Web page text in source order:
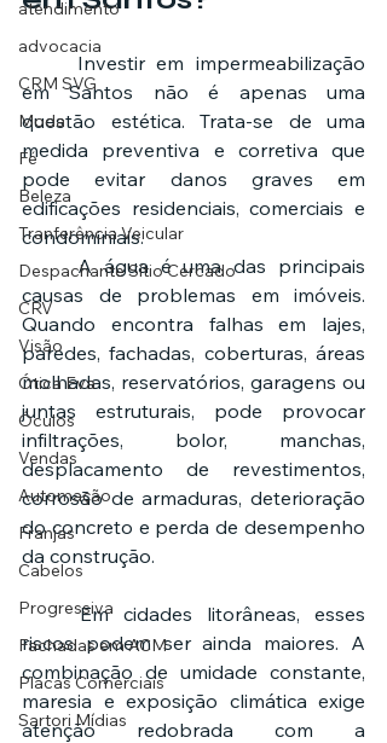
atendimento
advocacia
CRM SVG
Moda
Fé
Beleza
Tranferência Veicular
Despachante Sítio Cercado
CRV
Visão
Ótica Eva
Óculos
Vendas
Automação
Franjas
Cabelos
Progressiva
Fachadas em ACM
Placas Comerciais
Sartori Mídias
em Santos não é apenas uma
questão estética. Trata-se de uma
medida preventiva e corretiva que
pode evitar danos graves em
edificações residenciais, comerciais e
condominiais.
	A água é uma das principais
causas de problemas em imóveis.
Quando encontra falhas em lajes,
paredes, fachadas, coberturas, áreas
molhadas, reservatórios, garagens ou
juntas estruturais, pode provocar
infiltrações, bolor, manchas,
desplacamento de revestimentos,
corrosão de armaduras, deterioração
do concreto e perda de desempenho
da construção.
	Em cidades litorâneas, esses
riscos podem ser ainda maiores. A
combinação de umidade constante,
maresia e exposição climática exige
atenção redobrada com a